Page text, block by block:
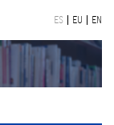
ES EU EN